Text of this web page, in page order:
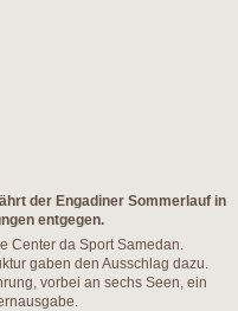
der Engadiner Sommerlauf in
entgegen.
Center da Sport Samedan.
gaben den Ausschlag dazu.
vorbei an sechs Seen, ein